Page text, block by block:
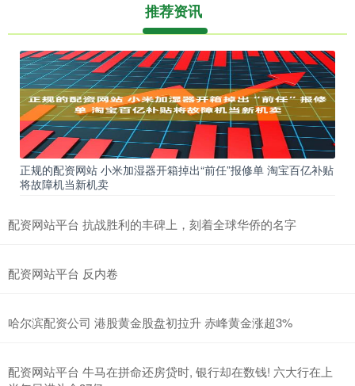
推荐资讯
正规的配资网站 小米加湿器开箱掉出“前任”报修单 淘宝百亿补贴
将故障机当新机卖
配资网站平台 抗战胜利的丰碑上，刻着全球华侨的名字
配资网站平台 反内卷
哈尔滨配资公司 港股黄金股盘初拉升 赤峰黄金涨超3%
配资网站平台 牛马在拼命还房贷时, 银行却在数钱! 六大行在上